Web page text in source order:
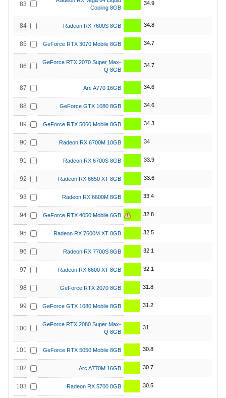
83
Cooling 8GB
34.9
84 Radeon RX 7600S 8GB 34.8
85 GeForce RTX 3070 Mobile 8GB 34.7
86
GeForce RTX 2070 Super Max-
Q 8GB
34.7
87 Arc A770 16GB 34.6
88 GeForce GTX 1080 8GB 34.6
89 GeForce RTX 5060 Mobile 8GB 34.3
90 Radeon RX 6700M 10GB 34
91 Radeon RX 6700S 8GB 33.9
92 Radeon RX 6650 XT 8GB 33.6
93 Radeon RX 6600M 8GB 33.4
94 GeForce RTX 4050 Mobile 6GB 32.8
95 Radeon RX 7600M XT 8GB 32.5
96 Radeon RX 7700S 8GB 32.1
97 Radeon RX 6600 XT 8GB 32.1
98 GeForce RTX 2070 8GB 31.8
99 GeForce GTX 1080 Mobile 8GB 31.2
100
GeForce RTX 2080 Super Max-
Q 8GB
31
101 GeForce RTX 5050 Mobile 8GB 30.8
102 Arc A770M 16GB 30.7
103 Radeon RX 5700 8GB 30.5